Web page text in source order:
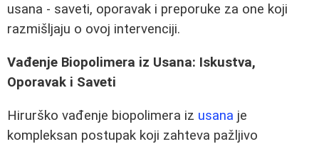
usana - saveti, oporavak i preporuke za one koji
razmišljaju o ovoj intervenciji.
Vađenje Biopolimera iz Usana: Iskustva,
Oporavak i Saveti
Hirurško vađenje biopolimera iz usana je
kompleksan postupak koji zahteva pažljivo